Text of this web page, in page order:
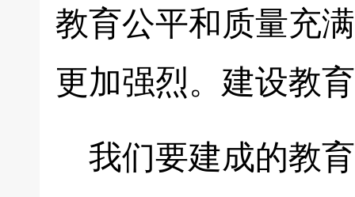
教育公平和质量充
更加强烈。建设教
我们要建成的教